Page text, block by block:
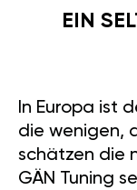
EIN
In Europa ist
die wenigen,
schätzen die
GÄN Tuning